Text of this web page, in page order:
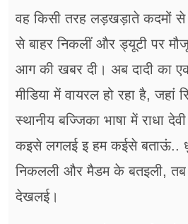
वह किसी तरह लड़खड़ाते कदमों से
से बाहर निकलीं और ड्यूटी पर
आग की खबर दी। अब दादी का
मीडिया में ​वायरल हो रहा है, जहां
स्थानीय बज्जिका भाषा में राधा
कइसे लगलई इ हम कईसे बताऊं..
निकलली और मैडम के बतइली,
देखलई।